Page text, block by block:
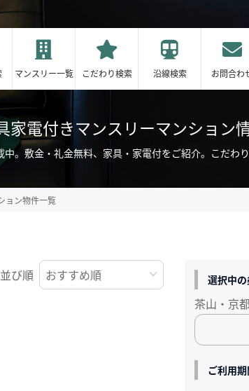
マンスリー一覧 こだわり検索 沿線検索 お問合わ
電付きマンスリーマンション
。敷金・礼金無料、家具・家電付をご紹介。こだわ
ョン物件一覧
並び順 選択中
茶山・京
ご利用期